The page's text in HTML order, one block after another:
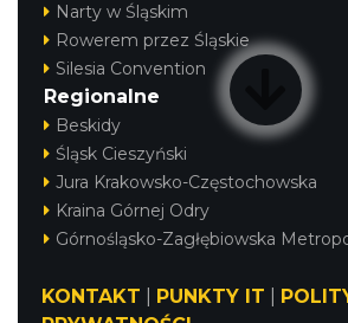
Narty w Śląskim
Rowerem przez Śląskie
Silesia Convention
Regionalne
Beskidy
Śląsk Cieszyński
Jura Krakowsko-Częstochowska
Kraina Górnej Odry
Górnośląsko-Zagłębiowska
KONTAKT PUNKTY IT